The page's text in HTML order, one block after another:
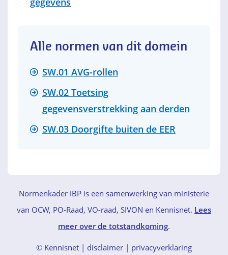
Alle normen van dit domein
SW.01 AVG-rollen
SW.02 Toetsing
gegevensverstrekking aan derden
SW.03 Doorgifte buiten de EER
Normenkader IBP is een samenwerking van ministerie
van OCW, PO-Raad, VO-raad, SIVON en Kennisnet. Lees
meer over de totstandkoming.
© Kennisnet disclaimer | privacyverklaring